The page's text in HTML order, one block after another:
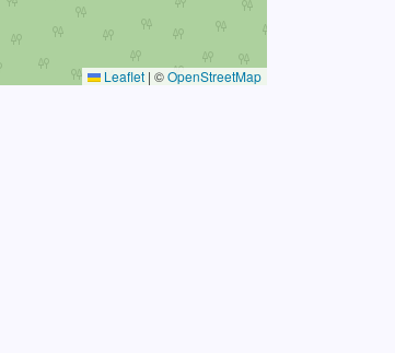
Leaflet | ©OpenStreetMap